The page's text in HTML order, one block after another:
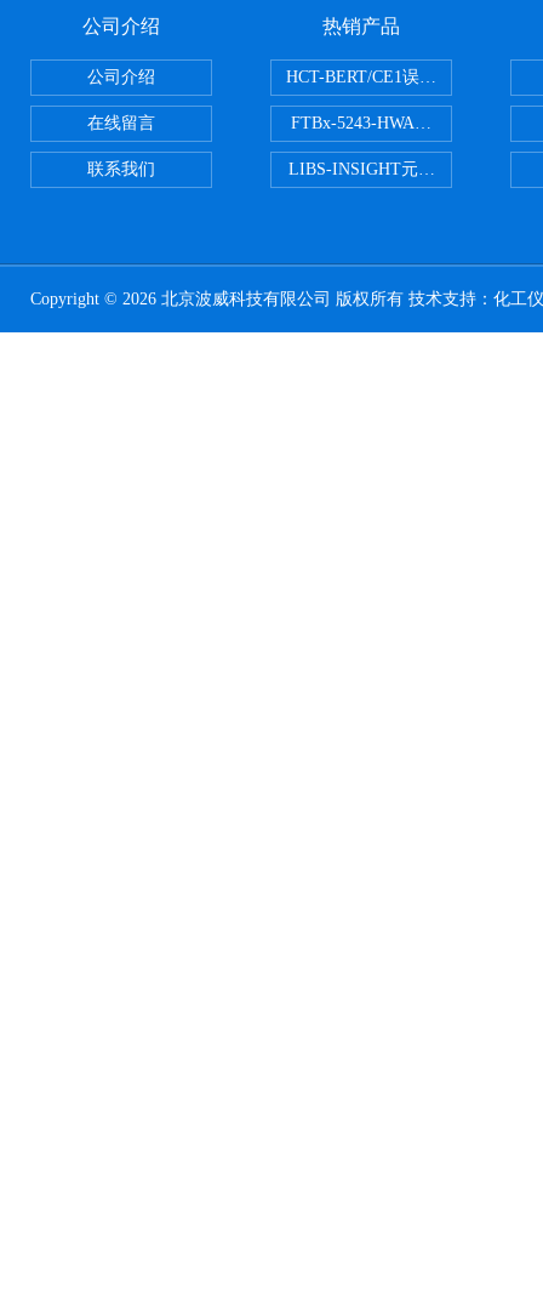
公司介绍
公司介绍
在线留言
联系我们
热销产品
HCT-BERT/CE1误码测试仪
FTBx-5243-HWA光谱分析仪
LIBS-INSIGHT元素光谱分析仪
Copyright © 2026 北京波威科技有限公司 版权所有 技术支持： 化工